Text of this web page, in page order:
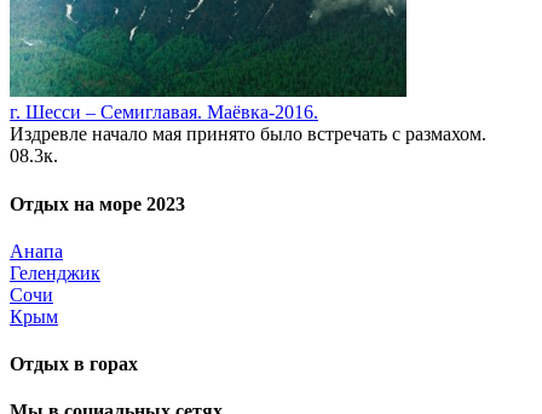
г. Шесси – Семиглавая. Маёвка-2016.
Издревле начало мая принято было встречать с размахом.
08.3к.
Отдых на море 2023
Анапа
Геленджик
Сочи
Крым
Отдых в горах